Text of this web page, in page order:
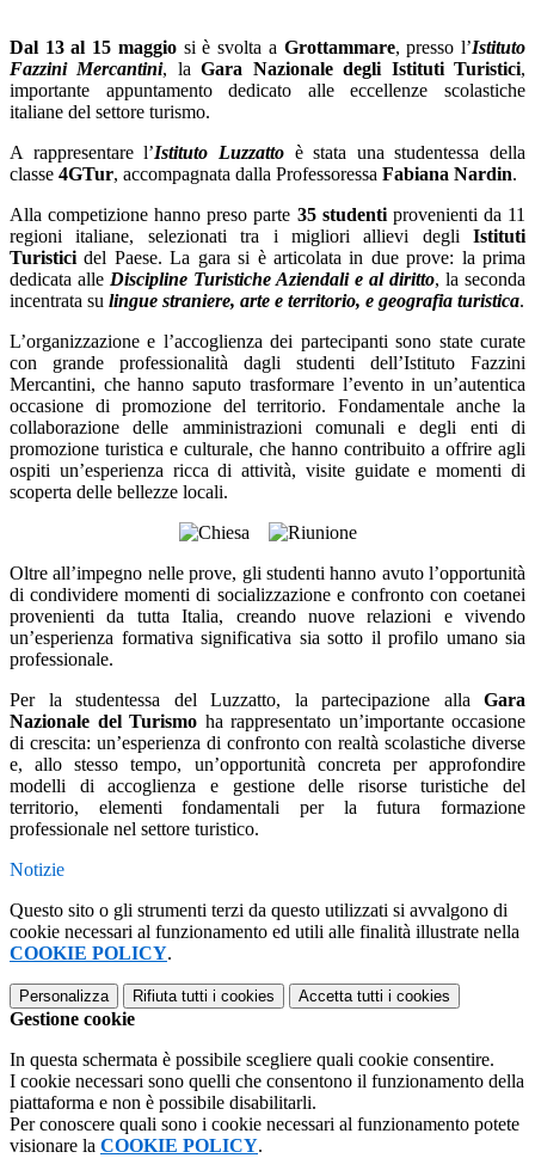
Dal 13 al 15 maggiosi è svolta a Grottammare, presso l’Istituto
Fazzini Mercantini, laGara Nazionale degli Istituti Turistici,
importante appuntamento dedicato alle eccellenze scolastiche
italiane del settore turismo.
A rappresentare l’Istituto Luzzattoè stata una studentessa della
classe 4GTur, accompagnata dalla Professoressa Fabiana Nardin.
Alla competizione hanno preso parte 35 studentiprovenienti da 11
regioni italiane, selezionati tra i migliori allievi degli Istituti
Turistici del Paese.La gara si è articolata in due prove: la prima
dedicata alle Discipline Turistiche Aziendali e al diritto, la seconda
incentrata su lingue straniere, arte e territorio, e geografia turistica.
L’organizzazione e l’accoglienza dei partecipanti sono state curate
con grande professionalità dagli studenti dell’Istituto Fazzini
Mercantini, che hanno saputo trasformare l’evento in un’autentica
occasione di promozione del territorio. Fondamentale anche la
collaborazione delle amministrazioni comunali e degli enti di
promozione turistica e culturale, che hanno contribuito a offrire agli
ospiti un’esperienza ricca di attività, visite guidate e momenti di
scoperta delle bellezze locali.
Oltre all’impegno nelle prove, gli studenti hanno avuto l’opportunità
di condividere momenti di socializzazione e confronto con coetanei
provenienti da tutta Italia, creando nuove relazioni e vivendo
un’esperienza formativa significativa sia sotto il profilo umano sia
professionale.
Per la studentessa del Luzzatto, la partecipazione alla Gara
Nazionale del Turismo ha rappresentato un’importante occasione
di crescita: un’esperienza di confronto con realtà scolastiche diverse
e, allo stesso tempo, un’opportunità concreta per approfondire
modelli di accoglienza e gestione delle risorse turistiche del
territorio, elementi fondamentali per la futura formazione
professionale nel settore turistico.
Notizie
Questo sito o gli strumenti terzi da questo utilizzati si avvalgono di
cookie necessari al funzionamento ed utili alle finalità illustrate nella
COOKIE POLICY.
Personalizza Rifiuta tutti i cookies Accetta tutti i cookies
Gestione cookie
In questa schermata è possibile scegliere quali cookie consentire.
I cookie necessari sono quelli che consentono il funzionamento della
piattaforma e non è possibile disabilitarli.
Per conoscere quali sono i cookie necessari al funzionamento potete
visionare la COOKIE POLICY.